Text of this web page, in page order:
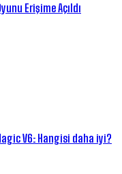
Erişime Açıldı
V6: Hangisi daha iyi?